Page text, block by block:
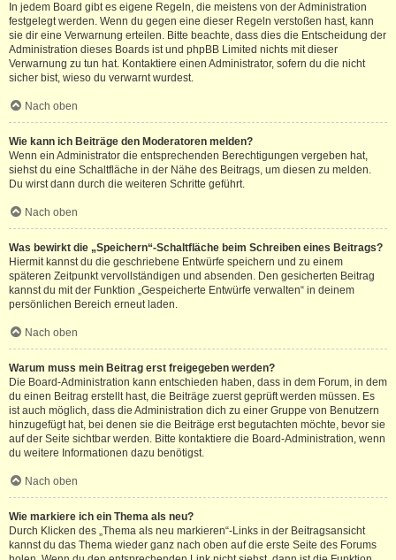
In jedem Board gibt es eigene Regeln, die meistens von der Administration
festgelegt werden. Wenn du gegen eine dieser Regeln verstoßen hast, kann
sie dir eine Verwarnung erteilen. Bitte beachte, dass dies die Entscheidung der
Administration dieses Boards ist und phpBB Limited nichts mit dieser
Verwarnung zu tun hat. Kontaktiere einen Administrator, sofern du die nicht
sicher bist, wieso du verwarnt wurdest.
Nach oben
Wie kann ich Beiträge den Moderatoren melden?
Wenn ein Administrator die entsprechenden Berechtigungen vergeben hat,
siehst du eine Schaltfläche in der Nähe des Beitrags, um diesen zu melden.
Du wirst dann durch die weiteren Schritte geführt.
Nach oben
Was bewirkt die „Speichern“-Schaltfläche beim Schreiben eines Beitrags?
Hiermit kannst du die geschriebene Entwürfe speichern und zu einem
späteren Zeitpunkt vervollständigen und absenden. Den gesicherten Beitrag
kannst du mit der Funktion „Gespeicherte Entwürfe verwalten“ in deinem
persönlichen Bereich erneut laden.
Nach oben
Warum muss mein Beitrag erst freigegeben werden?
Die Board-Administration kann entschieden haben, dass in dem Forum, in dem
du einen Beitrag erstellt hast, die Beiträge zuerst geprüft werden müssen. Es
ist auch möglich, dass die Administration dich zu einer Gruppe von Benutzern
hinzugefügt hat, bei denen sie die Beiträge erst begutachten möchte, bevor sie
auf der Seite sichtbar werden. Bitte kontaktiere die Board-Administration, wenn
du weitere Informationen dazu benötigst.
Nach oben
Wie markiere ich ein Thema als neu?
Durch Klicken des „Thema als neu markieren“-Links in der Beitragsansicht
kannst du das Thema wieder ganz nach oben auf die erste Seite des Forums